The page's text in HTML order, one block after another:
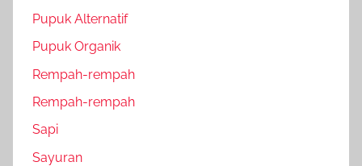
Pupuk Alternatif
Pupuk Organik
Rempah-rempah
Rempah-rempah
Sapi
Sayuran